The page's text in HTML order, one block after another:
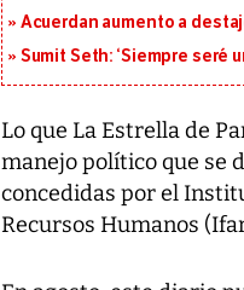
Acuerdan aumento a
Sumit Seth: ‘Siempre seré
Lo que La Estrella de
manejo político que se
concedidas por el
Recursos Humanos